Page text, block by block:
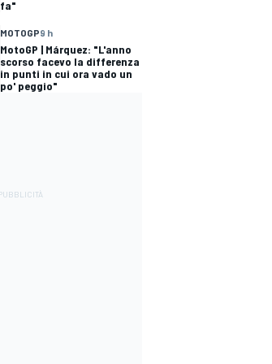
fa"
MOTOGP9 h
MotoGP | Márquez: "L'anno
scorso facevo la differenza
in punti in cui ora vado un
po' peggio"